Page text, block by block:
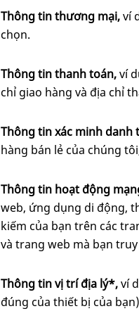
Thông tin thương mại,ví
chọn.
Thông tin thanh toán,ví
chỉ giao hàng và địa chỉ
Thông tin xác minh danh
hàng bán lẻ của chúng
Thông tin hoạt động
web, ứng dụng di động,
kiếm của bạn trên các
và trang web mà bạn truy
Thông tin vị trí địa lý*,ví
đúng của thiết bị của